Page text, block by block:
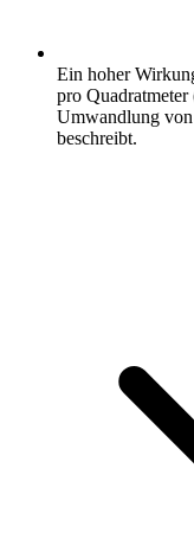
Ein hoher
pro Quadratmeter
Umwandlung
beschreibt.